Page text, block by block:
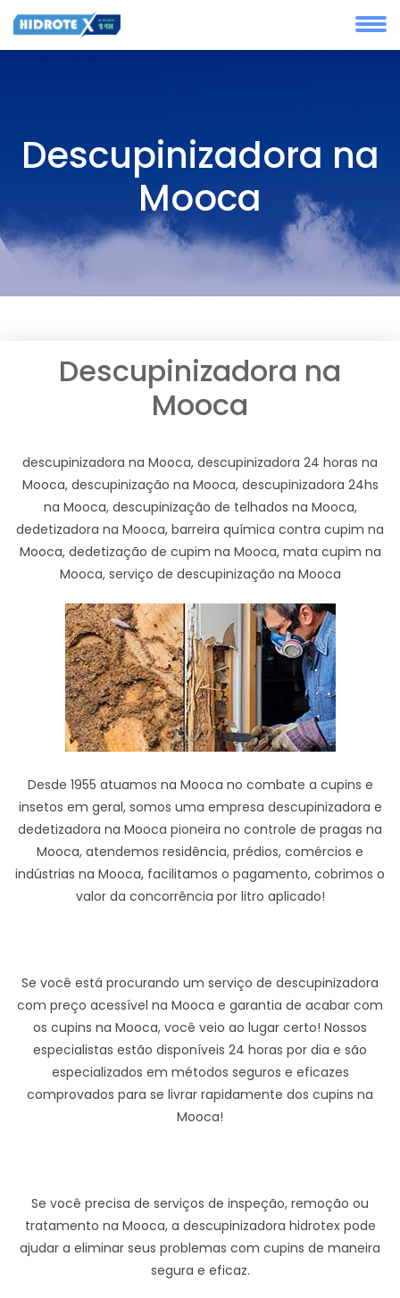
Descupinizadora na
Mooca
Descupinizadora na
Mooca
descupinizadora na Mooca, descupinizadora 24 horas na
Mooca, descupinização na Mooca, descupinizadora 24hs
na Mooca, descupinização de telhados na Mooca,
dedetizadora na Mooca, barreira química contra cupim na
Mooca, dedetização de cupim na Mooca, mata cupim na
Mooca, serviço de descupinização na Mooca
Desde 1955 atuamos na Mooca no combate a cupins e
insetos em geral, somos uma empresa descupinizadora e
dedetizadora na Mooca pioneira no controle de pragas na
Mooca, atendemos residência, prédios, comércios e
indústrias na Mooca, facilitamos o pagamento, cobrimos o
valor da concorrência por litro aplicado!
Se você está procurando um serviço de descupinizadora
com preço acessível na Mooca e garantia de acabar com
os cupins na Mooca, você veio ao lugar certo! Nossos
especialistas estão disponíveis 24 horas por dia e são
especializados em métodos seguros e eficazes
comprovados para se livrar rapidamente dos cupins na
Mooca!
Se você precisa de serviços de inspeção, remoção ou
tratamento na Mooca, a descupinizadora hidrotex pode
ajudar a eliminar seus problemas com cupins de maneira
segura e eficaz.